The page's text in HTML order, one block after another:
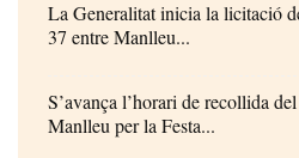
La Generalitat inicia la licitació
37 entre Manlleu...
S’avança l’horari de recollida
Manlleu per la Festa...